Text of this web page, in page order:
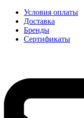
Условия оплаты
Доставка
Бренды
Сертификаты